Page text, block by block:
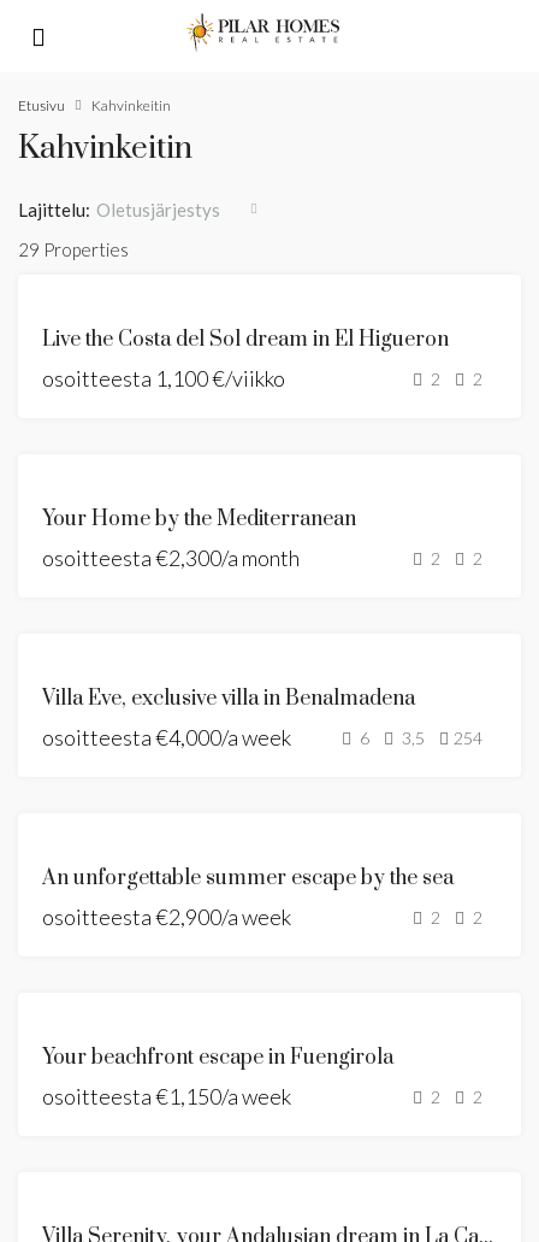
Etusivu Kahvinkeitin
Kahvinkeitin
29 Properties
Lajittelu: Oletusjärjestys
LOMA-
ASUNTO
Live the Costa del Sol dream in El Higueron
osoitteesta 1,100 €/viikko 2 2
UUSI LISTAUS
VUOKRATAAN
Your Home by the Mediterranean
osoitteesta€2,300/a month 2 2
LOMA-
ASUNTO
Villa Eve, exclusive villa in Benalmadena
osoitteesta€4,000/a week 6 3,5 254
LUXURY
RENTAL NEW
An unforgettable summer escape by the sea
osoitteesta€2,900/a week 2 2
LOMAVUOKRAUS
NEW LISTING
Your beachfront escape in Fuengirola
osoitteesta€1,150/a week 2 2